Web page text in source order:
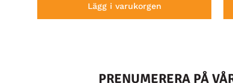
Lägg i varukorgen
PRENUMERERA PÅ